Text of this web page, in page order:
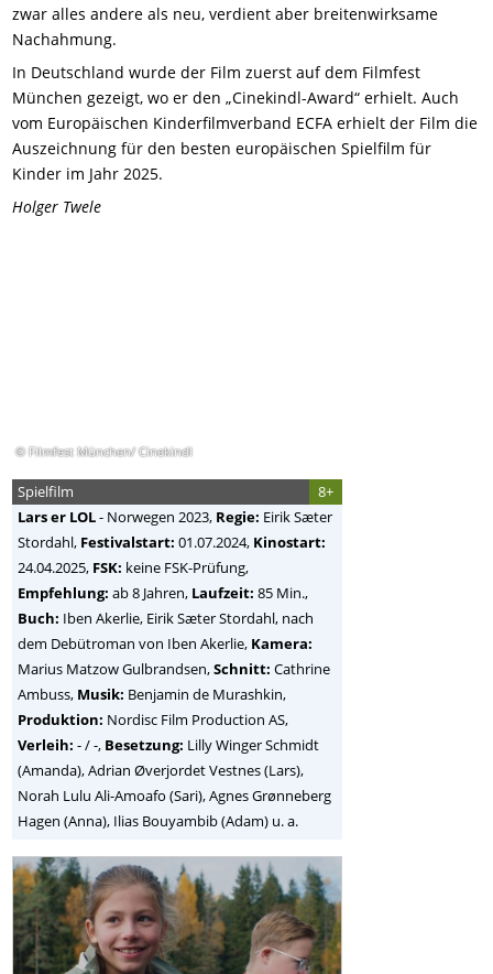
zwar alles andere als neu, verdient aber breitenwirksame
Nachahmung.
In Deutschland wurde der Film zuerst auf dem Filmfest
München gezeigt, wo er den „Cinekindl-Award“ erhielt. Auch
vom Europäischen Kinderfilmverband ECFA erhielt der Film die
Auszeichnung für den besten europäischen Spielfilm für
Kinder im Jahr 2025.
Holger Twele
© Filmfest München/ Cinekindl
8+
Spielfilm
Lars er LOL- Norwegen 2023, Regie: Eirik Sæter
Stordahl, Festivalstart: 01.07.2024, Kinostart:
24.04.2025, FSK: keine FSK-Prüfung,
Empfehlung: ab 8 Jahren, Laufzeit: 85 Min.,
Buch: Iben Akerlie, Eirik Sæter Stordahl, nach
dem Debütroman von Iben Akerlie, Kamera:
Marius Matzow Gulbrandsen,Schnitt: Cathrine
Ambuss, Musik: Benjamin de Murashkin,
Produktion: Nordisc Film Production AS,
Verleih: - / -, Besetzung: Lilly Winger Schmidt
(Amanda), Adrian Øverjordet Vestnes (Lars),
Norah Lulu Ali-Amoafo (Sari), Agnes Grønneberg
Hagen (Anna), Ilias Bouyambib (Adam) u. a.